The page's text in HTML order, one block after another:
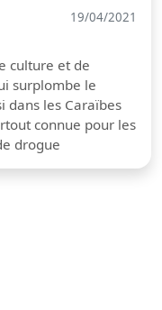
19/04/2021
culture et de
surplombe le
dans les Caraïbes
connue pour les
drogue